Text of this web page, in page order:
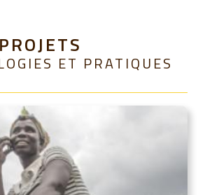
ET PRATIQUES